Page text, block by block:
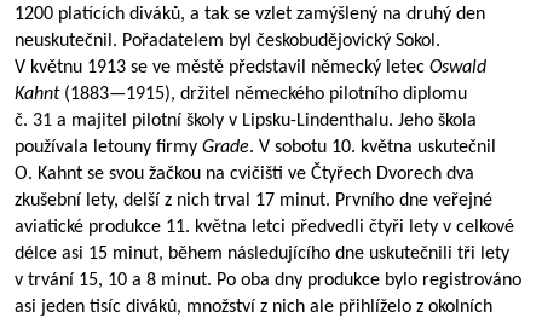
1200 platících diváků, a tak se vzlet zamýšlený na druhý den
neuskutečnil. Pořadatelem byl českobudějovický Sokol.
V květnu 1913 se ve městě představil německý letec Oswald
Kahnt(1883—1915), držitel německého pilotního diplomu
č. 31 a majitel pilotní školy v Lipsku-Lindenthalu. Jeho škola
používala letouny firmy Grade. V sobotu 10. května uskutečnil
O. Kahnt se svou žačkou na cvičišti ve Čtyřech Dvorech dva
zkušební lety, delší z nich trval 17 minut. Prvního dne veřejné
aviatické produkce 11. května letci předvedli čtyři lety v celkové
délce asi 15 minut, během následujícího dne uskutečnili tři lety
v trvání 15, 10 a 8 minut. Po oba dny produkce bylo registrováno
asi jeden tisíc diváků, množství z nich ale přihlíželo z okolních